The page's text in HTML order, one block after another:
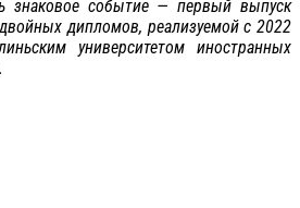
знаковое событие — первый выпуск
дипломов, реализуемой с 2022
университетом иностранных